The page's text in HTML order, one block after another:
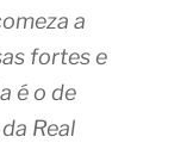
a
fortes e
é o de
Real